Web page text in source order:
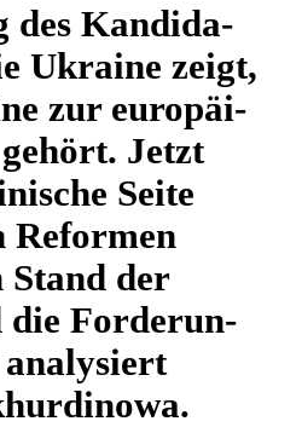
des Kan­di­da­
Ukraine zeigt,
zur euro­päi­
Jetzt
Seite
Refor­men
Stand der
die For­de­run­
ana­ly­siert